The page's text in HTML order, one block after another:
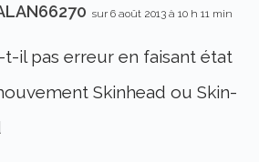
sur 6 août 2013 à 10 h 11 min
t-il pas erreur en faisant état
Skinhead ou Skin-